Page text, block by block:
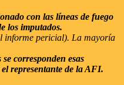
con las líneas de fuego
los imputados.
informe pericial). La mayoría
corresponden esas
representante de la AFI.